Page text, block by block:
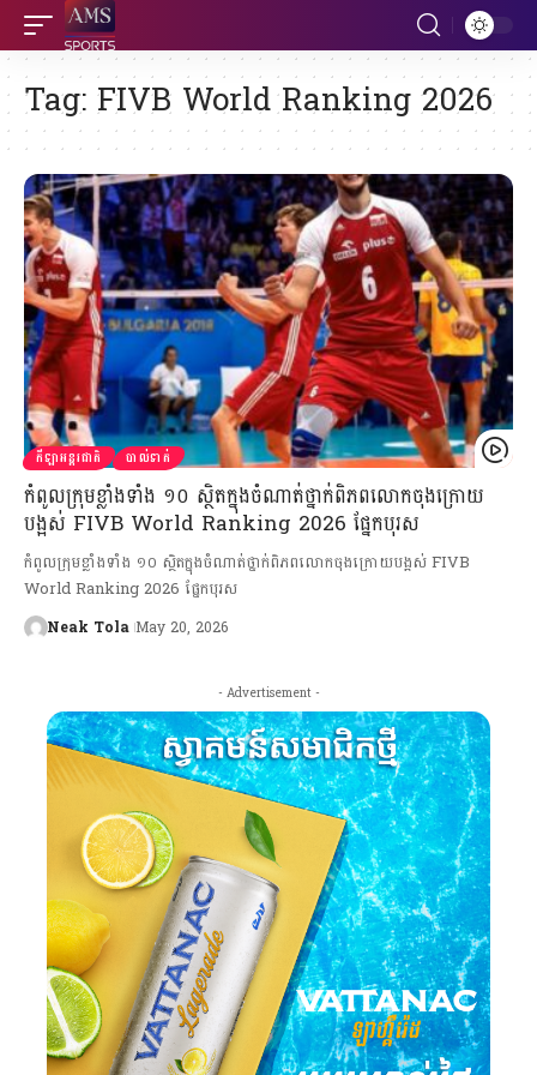
Tag:FIVB World Ranking 2026
កីឡាអន្តរជាតិ បាល់ទាត់
កំពូលក្រុមខ្លាំងទាំង ១០ ស្ថិតក្នុងចំណាត់ថ្នាក់ពិភពលោកចុងក្រោយ
បង្អស់ FIVB World Ranking 2026 ផ្នែកបុរស
កំពូលក្រុមខ្លាំងទាំង ១០ ស្ថិតក្នុងចំណាត់ថ្នាក់ពិភពលោកចុងក្រោយបង្អស់ FIVB
World Ranking 2026 ផ្នែកបុរស
Neak Tola May 20, 2026
- Advertisement -